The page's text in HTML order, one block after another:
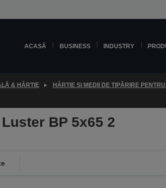
ACASĂ BUSINESS INDUSTRY
& HÂRTIE HÂRTIE SI MEDII DE TIPĂRIRE
BP 5x65 2